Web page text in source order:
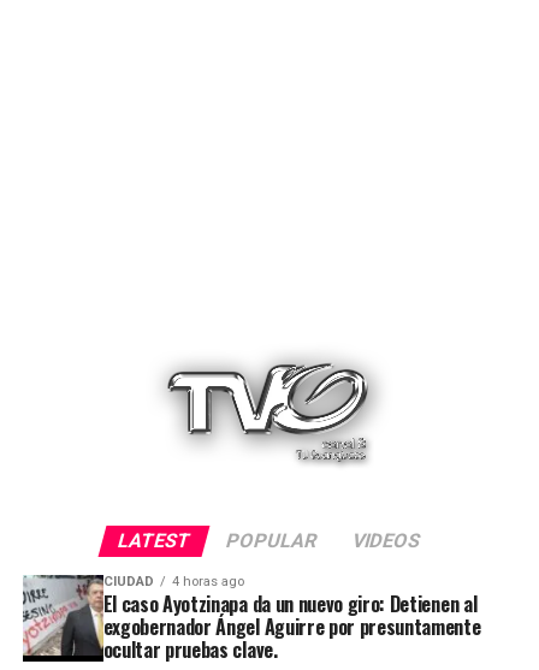
LATEST POPULAR VIDEOS
CIUDAD 4 horas ago
El caso Ayotzinapa da un nuevo giro: Detienen al
exgobernador Ángel Aguirre por presuntamente
ocultar pruebas clave.